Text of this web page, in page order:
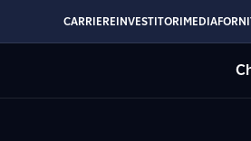
CARRIEREINVESTITORIMEDIA